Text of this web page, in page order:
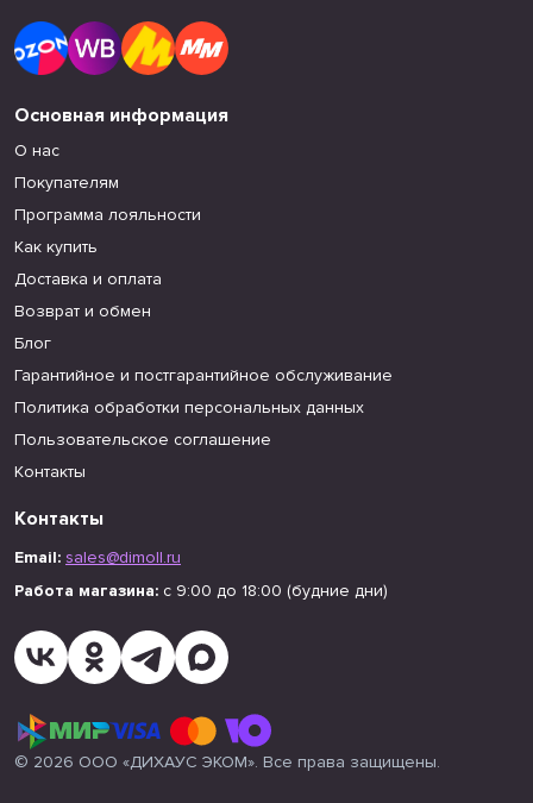
Основная информация
О нас
Покупателям
Программа лояльности
Как купить
Доставка и оплата
Возврат и обмен
Блог
Гарантийное и постгарантийное обслуживание
Политика обработки персональных данных
Пользовательское соглашение
Контакты
Контакты
Email: sales@dimoll.ru
Работа магазина: с 9:00 до 18:00 (будние дни)
© 2026 ООО «ДИХАУС ЭКОМ». Все права защищены.